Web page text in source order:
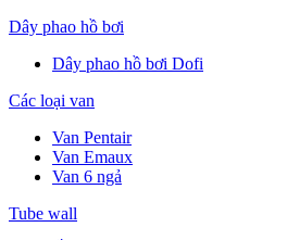
Dây phao hồ bơi
Dây phao hồ bơi Dofi
Các loại van
Van Pentair
Van Emaux
Van 6 ngả
Tube wall